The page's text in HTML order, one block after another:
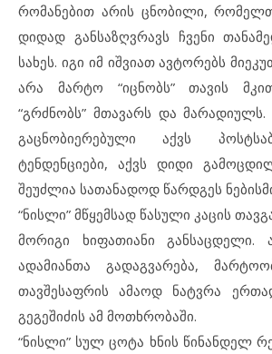
რომანებით არის ცნობილი,
დიდად განსაზღვრავს ჩვენი
სახეს. იგი იმ იშვიათ ავტორებს
არა მარტო “იცნობს” თავის
“გრძნობს” მთავარს და მარადიულს.
გაცნობიერებული აქვს
ტენდენციები, აქვს დიდი
შეუძლია სათანადოდ წარდგეს
“ნისლი” მწყემსად წასული კაცის
მორიგი ხიფათიანი განსაცდელი.
ადამიანთა გადაგვარება,
თავშესაფრის ამაოდ ნატვრა
გეგეშიძის ამ მოთხრობაში.
“ნისლი” სულ ცოტა ხნის წინანდელ